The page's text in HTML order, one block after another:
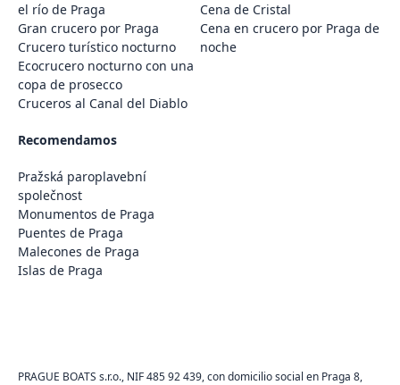
el río de Praga
Gran crucero por Praga
Crucero turístico nocturno
Ecocrucero nocturno con una
copa de prosecco
Cruceros al Canal del Diablo
Cena de Cristal
Cena en crucero por Praga de
noche
Recomendamos
Pražská paroplavební
společnost
Monumentos de Praga
Puentes de Praga
Malecones de Praga
Islas de Praga
PRAGUE BOATS s.r.o., NIF 485 92 439, con domicilio social en Praga 8,